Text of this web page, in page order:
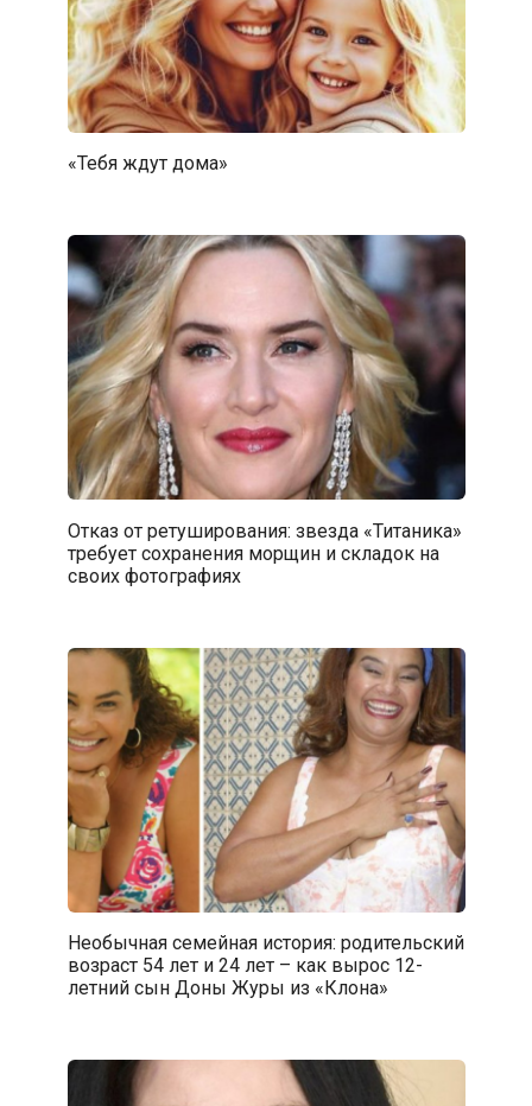
«Тебя ждут дома»
Отказ от ретуширования: звезда «Титаника»
требует сохранения морщин и складок на
своих фотографиях
Необычная семейная история: родительский
возраст 54 лет и 24 лет – как вырос 12-
летний сын Доны Журы из «Клона»